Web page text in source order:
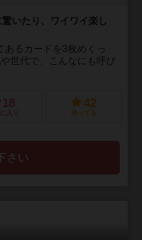
いたり、ワイワイ楽し
あるカードを3枚めくっ
世代で、こんなにも呼び
18
に入り
42
持ってる
さい